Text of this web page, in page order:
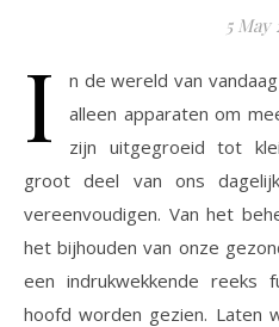
5 May
I
n de wereld van
alleen apparaten om
zijn uitgegroeid tot
groot deel van ons
vereenvoudigen. Van het
het bijhouden van onze
een indrukwekkende
hoofd worden gezien. Laten